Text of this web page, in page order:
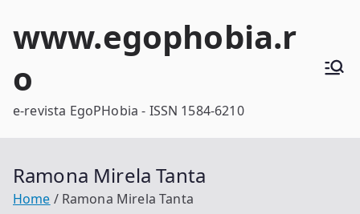
www.egophobia.r
o
e-revista EgoPHobia - ISSN 1584-6210
Ramona Mirela Tanta
Home Ramona Mirela Tanta